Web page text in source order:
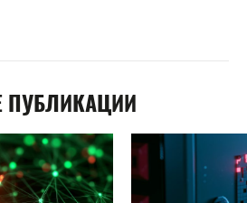
ПУБЛИКАЦИИ